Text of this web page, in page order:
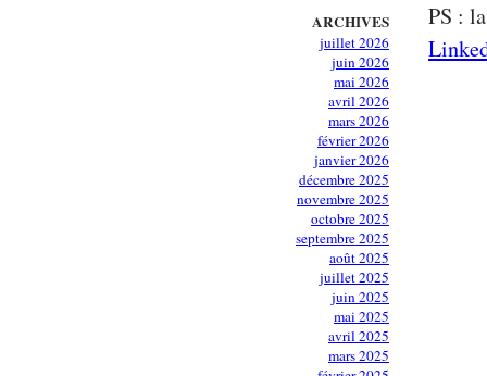
ARCHIVES
juillet 2026
juin 2026
mai 2026
avril 2026
mars 2026
février 2026
janvier 2026
décembre 2025
novembre 2025
octobre 2025
septembre 2025
août 2025
juillet 2025
juin 2025
mai 2025
avril 2025
mars 2025
PS :